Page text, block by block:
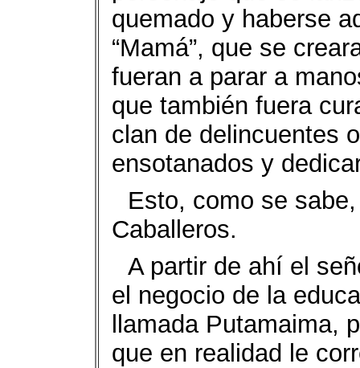
quemado y haberse
“Mamá”, que se
fueran a parar a
que también fuera
clan de delincuentes
ensotanados y
Esto, como se
Caballeros.
A partir de ahí el
el negocio de la
llamada Putamaima,
que en realidad le